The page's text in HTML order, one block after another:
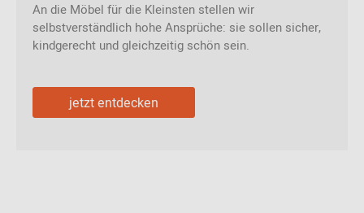
An die Möbel für die Kleinsten stellen wir
selbstverständlich hohe Ansprüche: sie sollen sicher,
kindgerecht und gleichzeitig schön sein.
jetzt entdecken